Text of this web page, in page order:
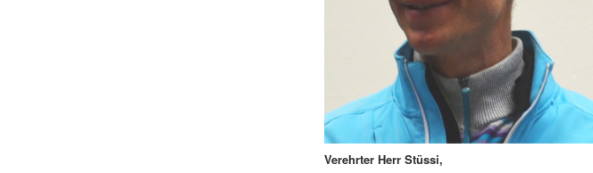
Verehrter Herr Stüssi,